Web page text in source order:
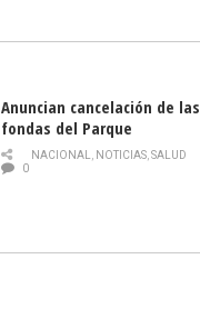
Anuncian cancelación de las
fondas del Parque
O’Higgins debido al
coronavirus
NACIONAL, NOTICIAS,SALUD
0